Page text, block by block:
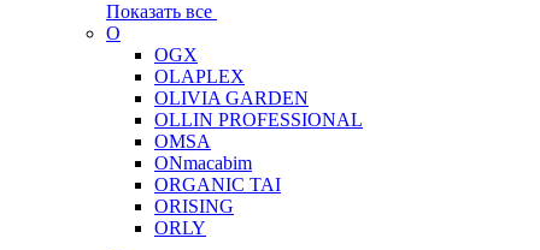
Показать все
O
OGX
OLAPLEX
OLIVIA GARDEN
OLLIN PROFESSIONAL
OMSA
ONmacabim
ORGANIC TAI
ORISING
ORLY